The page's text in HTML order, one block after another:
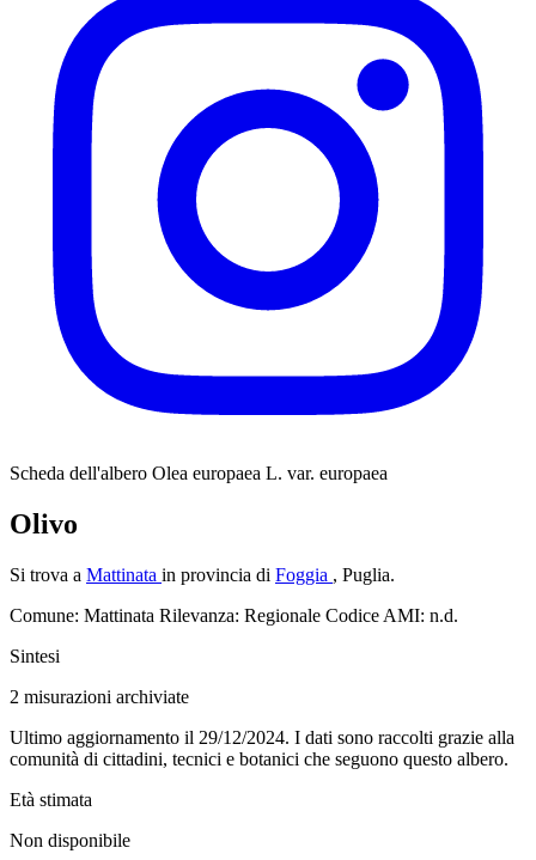
Scheda dell'albero Olea europaea L. var. europaea
Olivo
Si trova a Mattinata in provincia di Foggia , Puglia.
Comune: Mattinata Rilevanza: Regionale Codice AMI: n.d.
Sintesi
2 misurazioni archiviate
Ultimo aggiornamento il 29/12/2024. I dati sono raccolti grazie alla
comunità di cittadini, tecnici e botanici che seguono questo albero.
Età stimata
Non disponibile